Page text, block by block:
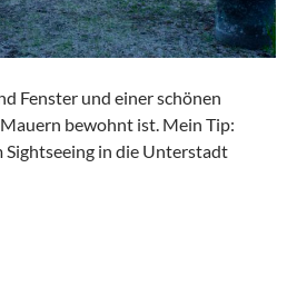
Fenster und einer schönen
bewohnt ist. Mein Tip:
in die Unterstadt